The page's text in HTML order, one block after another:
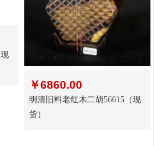
￥6860.00
明清旧料老红木二胡56615（现
货）